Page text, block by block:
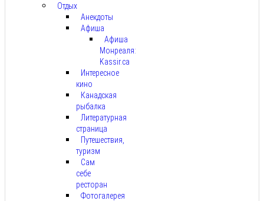
Отдых
Анекдоты
Афиша
Афиша
Монреаля:
Kassir.ca
Интересное
кино
Канадская
рыбалка
Литературная
страница
Путешествия,
туризм
Сам
себе
ресторан
Фотогалерея